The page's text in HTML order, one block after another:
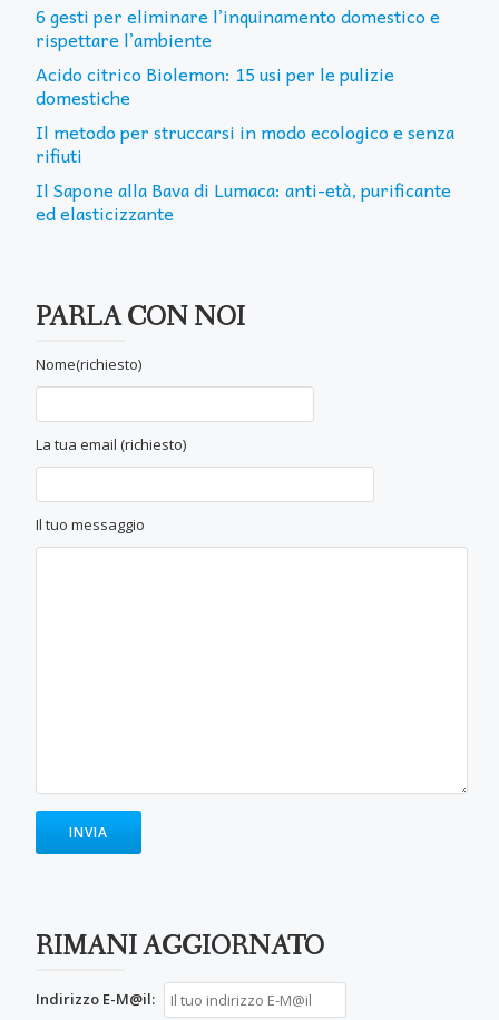
6 gesti per eliminare l’inquinamento domestico e
rispettare l’ambiente
Acido citrico Biolemon: 15 usi per le pulizie
domestiche
Il metodo per struccarsi in modo ecologico e senza
rifiuti
Il Sapone alla Bava di Lumaca: anti-età, purificante
ed elasticizzante
PARLA CON NOI
Nome(richiesto)
La tua email (richiesto)
Il tuo messaggio
RIMANI AGGIORNATO
Indirizzo E-M@il: